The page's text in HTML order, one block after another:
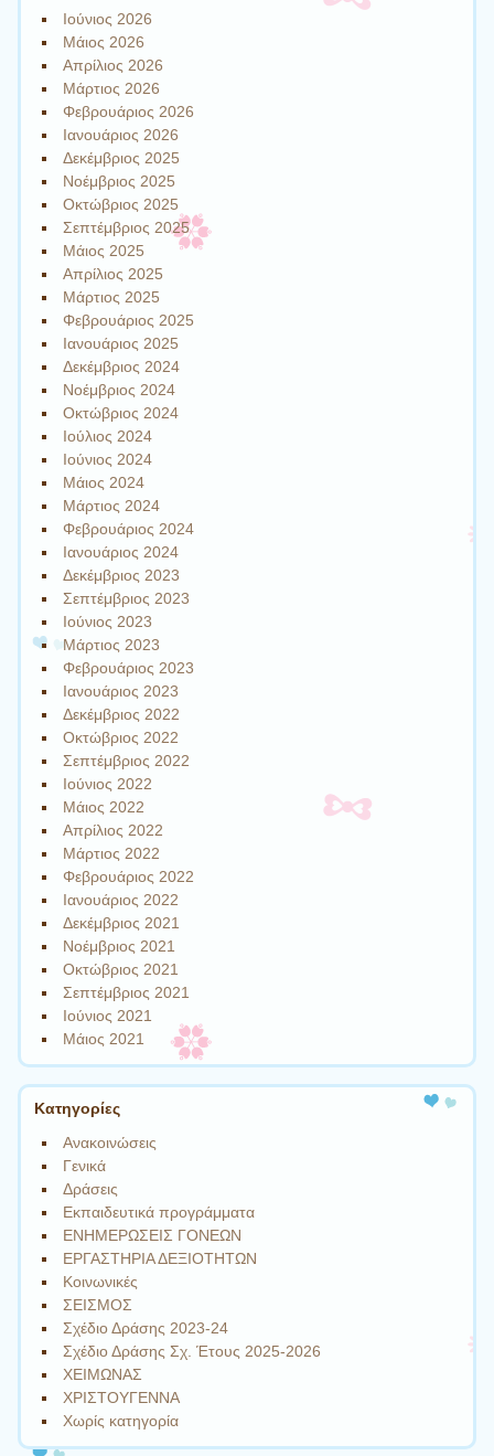
Ιούνιος 2026
Μάιος 2026
Απρίλιος 2026
Μάρτιος 2026
Φεβρουάριος 2026
Ιανουάριος 2026
Δεκέμβριος 2025
Νοέμβριος 2025
Οκτώβριος 2025
Σεπτέμβριος 2025
Μάιος 2025
Απρίλιος 2025
Μάρτιος 2025
Φεβρουάριος 2025
Ιανουάριος 2025
Δεκέμβριος 2024
Νοέμβριος 2024
Οκτώβριος 2024
Ιούλιος 2024
Ιούνιος 2024
Μάιος 2024
Μάρτιος 2024
Φεβρουάριος 2024
Ιανουάριος 2024
Δεκέμβριος 2023
Σεπτέμβριος 2023
Ιούνιος 2023
Μάρτιος 2023
Φεβρουάριος 2023
Ιανουάριος 2023
Δεκέμβριος 2022
Οκτώβριος 2022
Σεπτέμβριος 2022
Ιούνιος 2022
Μάιος 2022
Απρίλιος 2022
Μάρτιος 2022
Φεβρουάριος 2022
Ιανουάριος 2022
Δεκέμβριος 2021
Νοέμβριος 2021
Οκτώβριος 2021
Σεπτέμβριος 2021
Ιούνιος 2021
Μάιος 2021
Kατηγορίες
Ανακοινώσεις
Γενικά
Δράσεις
Εκπαιδευτικά προγράμματα
ΕΝΗΜΕΡΩΣΕΙΣ ΓΟΝΕΩΝ
ΕΡΓΑΣΤΗΡΙΑ ΔΕΞΙΟΤΗΤΩΝ
Κοινωνικές
ΣΕΙΣΜΟΣ
Σχέδιο Δράσης 2023-24
Σχέδιο Δράσης Σχ. Έτους 2025-2026
ΧΕΙΜΩΝΑΣ
ΧΡΙΣΤΟΥΓΕΝΝΑ
Χωρίς κατηγορία